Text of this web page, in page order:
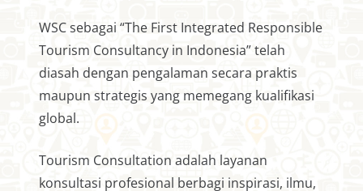
WSC sebagai “The First Integrated Responsible
Tourism Consultancy in Indonesia” telah
diasah dengan pengalaman secara praktis
maupun strategis yang memegang kualifikasi
global.
Tourism Consultation adalah layanan
konsultasi profesional berbagi inspirasi, ilmu,